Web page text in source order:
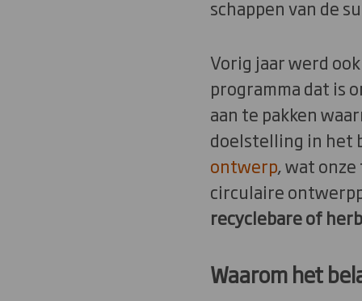
schappen van de
Vorig jaar werd
programma dat is
aan te pakken
doelstelling in het
ontwerp, wat
circulaire
recyclebare of
Waarom het